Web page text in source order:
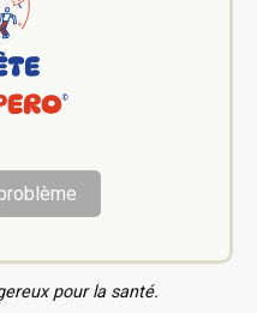
pour la santé.